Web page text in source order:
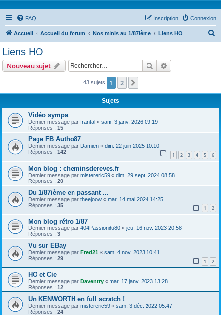
FAQ Connexion
Inscription
Accueil Accueil du forum Nos minis au 1/87ième Liens HO
Liens HO
Nouveau sujet Rechercher
43 sujets 1 2
Sujets
Vidéo sympa
Dernier message par frantal « sam. 3 janv. 2026 09:19
Réponses : 15
Page FB Autho87
Dernier message par Damien « dim. 22 juin 2025 10:10
Réponses : 142 1 2 3 4 5 6
Mon blog : cheminsdereves.fr
Dernier message par mistereric59 « dim. 29 sept. 2024 08:58
Réponses : 20
Du 1/87ième en passant ...
Dernier message par theejoow « mar. 14 mai 2024 14:25
Réponses : 35 1 2
Mon blog rétro 1/87
Dernier message par 404Passiondu80 « jeu. 16 nov. 2023 20:58
Réponses : 3
Vu sur EBay
Dernier message par Fred21 « sam. 4 nov. 2023 10:41
Réponses : 29 1 2
HO et Cie
Dernier message par Daventry « mar. 17 janv. 2023 13:28
Réponses : 12
Un KENWORTH en full scratch !
Dernier message par mistereric59 « sam. 3 déc. 2022 05:47
Réponses : 24